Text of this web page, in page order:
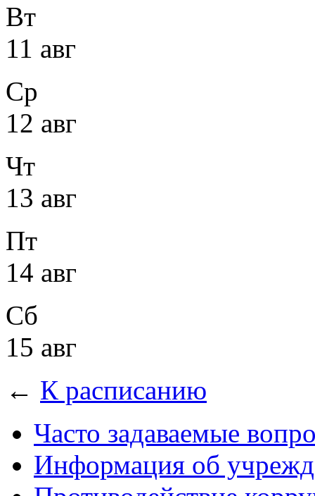
Вт
11 авг
Ср
12 авг
Чт
13 авг
Пт
14 авг
Сб
15 авг
← К расписанию
Часто задаваемые
Информация об